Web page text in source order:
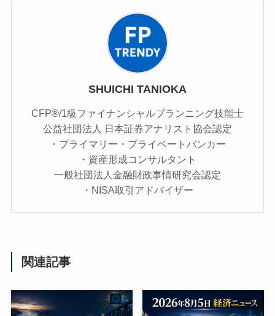
SHUICHI TANIOKA
CFP®/1級ファイナンシャルプランニング技能士
公益社団法人 日本証券アナリスト協会認定
・プライマリー・プライベートバンカー
・資産形成コンサルタント
一般社団法人金融財政事情研究会認定
・NISA取引アドバイザー
関連記事